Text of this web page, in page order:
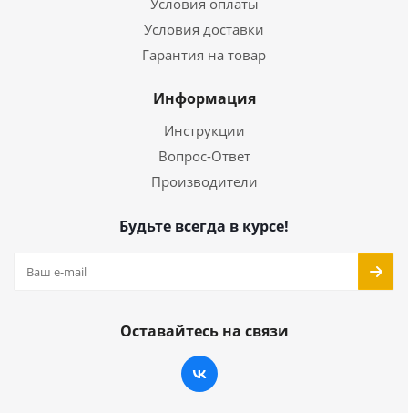
Условия оплаты
Условия доставки
Гарантия на товар
Информация
Инструкции
Вопрос-Ответ
Производители
Будьте всегда в курсе!
Оставайтесь на связи